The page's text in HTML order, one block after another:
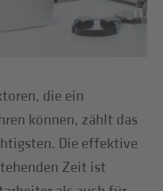
die ein
können, zählt das
Die effektive
Zeit ist